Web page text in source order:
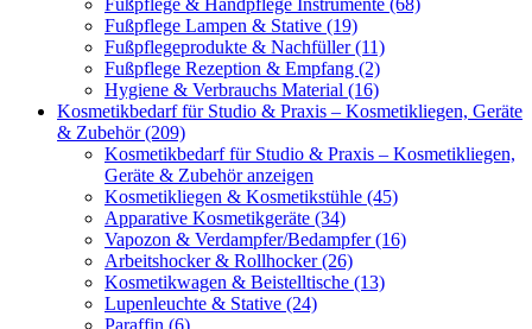
Fußpflege & Handpflege Instrumente (68)
Fußpflege Lampen & Stative (19)
Fußpflegeprodukte & Nachfüller (11)
Fußpflege Rezeption & Empfang (2)
Hygiene & Verbrauchs Material (16)
Kosmetikbedarf für Studio & Praxis – Kosmetikliegen, Geräte
& Zubehör (209)
Kosmetikbedarf für Studio & Praxis – Kosmetikliegen,
Geräte & Zubehör anzeigen
Kosmetikliegen & Kosmetikstühle (45)
Apparative Kosmetikgeräte (34)
Vapozon & Verdampfer/Bedampfer (16)
Arbeitshocker & Rollhocker (26)
Kosmetikwagen & Beistelltische (13)
Lupenleuchte & Stative (24)